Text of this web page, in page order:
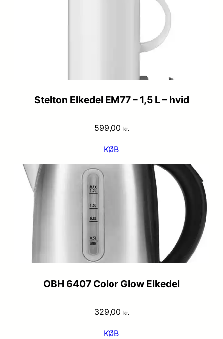
Stelton Elkedel EM77 – 1,5 L – hvid
599,00 kr.
KØB
OBH 6407 Color Glow Elkedel
329,00 kr.
KØB